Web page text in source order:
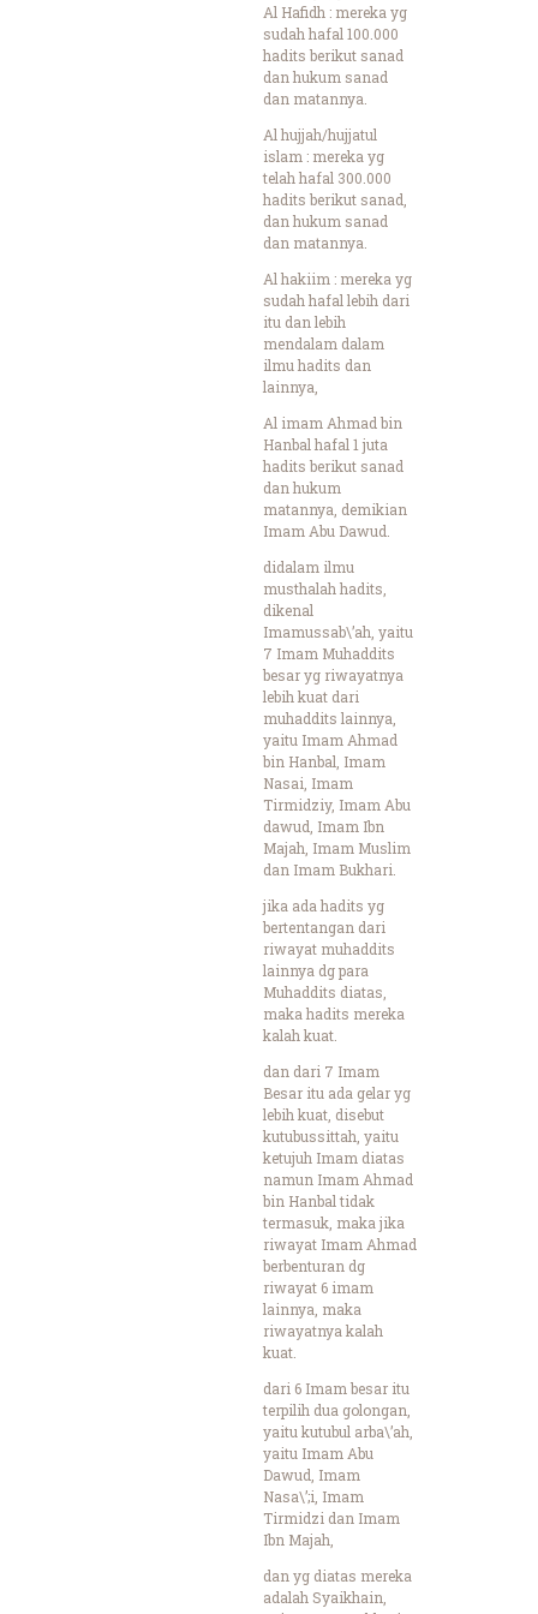
Al Hafidh : mereka yg
sudah hafal 100.000
hadits berikut sanad
dan hukum sanad
dan matannya.
Al hujjah/hujjatul
islam : mereka yg
telah hafal 300.000
hadits berikut sanad,
dan hukum sanad
dan matannya.
Al hakiim : mereka yg
sudah hafal lebih dari
itu dan lebih
mendalam dalam
ilmu hadits dan
lainnya,
Al imam Ahmad bin
Hanbal hafal 1 juta
hadits berikut sanad
dan hukum
matannya, demikian
Imam Abu Dawud.
didalam ilmu
musthalah hadits,
dikenal
Imamussab\’ah, yaitu
7 Imam Muhaddits
besar yg riwayatnya
lebih kuat dari
muhaddits lainnya,
yaitu Imam Ahmad
bin Hanbal, Imam
Nasai, Imam
Tirmidziy, Imam Abu
dawud, Imam Ibn
Majah, Imam Muslim
dan Imam Bukhari.
jika ada hadits yg
bertentangan dari
riwayat muhaddits
lainnya dg para
Muhaddits diatas,
maka hadits mereka
kalah kuat.
dan dari 7 Imam
Besar itu ada gelar yg
lebih kuat, disebut
kutubussittah, yaitu
ketujuh Imam diatas
namun Imam Ahmad
bin Hanbal tidak
termasuk, maka jika
riwayat Imam Ahmad
berbenturan dg
riwayat 6 imam
lainnya, maka
riwayatnya kalah
kuat.
dari 6 Imam besar itu
terpilih dua golongan,
yaitu kutubul arba\’ah,
yaitu Imam Abu
Dawud, Imam
Nasa\’;i, Imam
Tirmidzi dan Imam
Ibn Majah,
dan yg diatas mereka
adalah Syaikhain,